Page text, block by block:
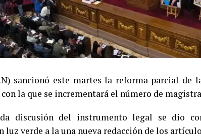
sancionó este martes la reforma parcial de
la que se incrementará el número de
discusión del instrumento legal se dio
verde a la una nueva redacción de los